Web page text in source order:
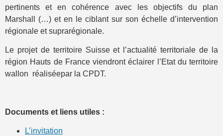
pertinents et en cohérence avec les objectifs du plan
Marshall (…) et en le ciblant sur son échelle d’intervention
régionale et suprarégionale.
Le projet de territoire Suisse et l’actualité territoriale de la
région Hauts de France viendront éclairer l’Etat du territoire
wallon réaliséepar la CPDT.
Documents et liens utiles :
L’invitation